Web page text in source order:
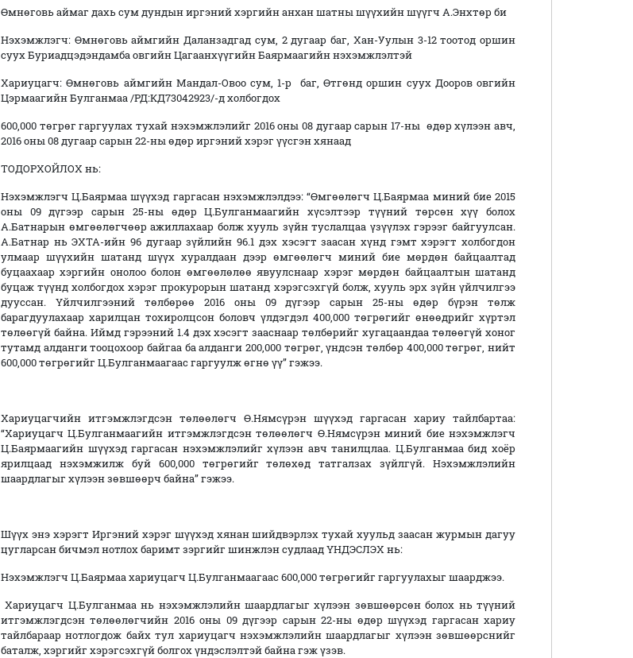
Өмнөговь аймаг дахь сум дундын иргэний хэргийн анхан шатны шүүхийн шүүгч А.Энхтөр би
Нэхэмжлэгч: Өмнөговь аймгийн Даланзадгад сум, 2 дугаар баг, Хан-Уулын 3-12 тоотод оршин
суух Буриадцэдэндамба овгийн Цагаанхүүгийн Баярмаагийн нэхэмжлэлтэй
Хариуцагч: Өмнөговь аймгийн Мандал-Овоо сум, 1-р баг, Өтгөнд оршин суух Дооров овгийн
Цэрмаагийн Булганмаа /РД:КД73042923/-д холбогдох
600,000 төгрөг гаргуулах тухай нэхэмжлэлийг 2016 оны 08 дугаар сарын 17-ны өдөр хүлээн авч,
2016 оны 08 дугаар сарын 22-ны өдөр иргэний хэрэг үүсгэн хянаад
ТОДОРХОЙЛОХ нь:
Нэхэмжлэгч Ц.Баярмаа шүүхэд гаргасан нэхэмжлэлдээ: “Өмгөөлөгч Ц.Баярмаа миний бие 2015
оны 09 дүгээр сарын 25-ны өдөр Ц.Булганмаагийн хүсэлтээр түүний төрсөн хүү болох
А.Батнарын өмгөөлөгчөөр ажиллахаар болж хууль зүйн туслалцаа үзүүлэх гэрээг байгуулсан.
А.Батнар нь ЭХТА-ийн 96 дугаар зүйлийн 96.1 дэх хэсэгт заасан хүнд гэмт хэрэгт холбогдон
улмаар шүүхийн шатанд шүүх хуралдаан дээр өмгөөлөгч миний бие мөрдөн байцаалтад
буцаахаар хэргийн онолоо болон өмгөөлөлөө явуулснаар хэрэг мөрдөн байцаалтын шатанд
буцаж түүнд холбогдох хэрэг прокурорын шатанд хэрэгсэхгүй болж, хууль эрх зүйн үйлчилгээ
дууссан. Үйлчилгээний төлбөрөө 2016 оны 09 дүгээр сарын 25-ны өдөр бүрэн төлж
барагдуулахаар харилцан тохиролцсон боловч үлдэгдэл 400,000 төгрөгийг өнөөдрийг хүртэл
төлөөгүй байна. Иймд гэрээний 1.4 дэх хэсэгт зааснаар төлбөрийг хугацаандаа төлөөгүй хоног
тутамд алданги тооцохоор байгаа ба алданги 200,000 төгрөг, үндсэн төлбөр 400,000 төгрөг, нийт
600,000 төгрөгийг Ц.Булганмаагаас гаргуулж өгнө үү” гэжээ.
Хариуцагчийн итгэмжлэгдсэн төлөөлөгч Ө.Нямсүрэн шүүхэд гаргасан хариу тайлбартаа:
“Хариуцагч Ц.Булганмаагийн итгэмжлэгдсэн төлөөлөгч Ө.Нямсүрэн миний бие нэхэмжлэгч
Ц.Баярмаагийн шүүхэд гаргасан нэхэмжлэлийг хүлээн авч танилцлаа. Ц.Булганмаа бид хоёр
ярилцаад нэхэмжилж буй 600,000 төгрөгийг төлөхөд татгалзах зүйлгүй. Нэхэмжлэлийн
шаардлагыг хүлээн зөвшөөрч байна” гэжээ.
Шүүх энэ хэрэгт Иргэний хэрэг шүүхэд хянан шийдвэрлэх тухай хуульд заасан журмын дагуу
цугларсан бичмэл нотлох баримт зэргийг шинжлэн судлаад ҮНДЭСЛЭХ нь:
Нэхэмжлэгч Ц.Баярмаа хариуцагч Ц.Булганмаагаас 600,000 төгрөгийг гаргуулахыг шаарджээ.
Хариуцагч Ц.Булганмаа нь нэхэмжлэлийн шаардлагыг хүлээн зөвшөөрсөн болох нь түүний
итгэмжлэгдсэн төлөөлөгчийн 2016 оны 09 дүгээр сарын 22-ны өдөр шүүхэд гаргасан хариу
тайлбараар нотлогдож байх тул хариуцагч нэхэмжлэлийн шаардлагыг хүлээн зөвшөөрснийг
баталж, хэргийг хэрэгсэхгүй болгох үндэслэлтэй байна гэж үзэв.